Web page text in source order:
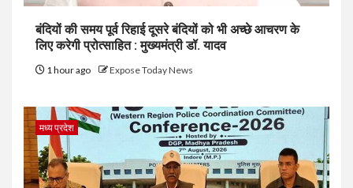
बंदियों की समय पूर्व रिहाई दूसरे बंदियों को भी अच्छे आचरण के
लिए करेगी प्रोत्साहित : मुख्यमंत्री डॉ. यादव
1 hour ago Expose Today News
मध्य प्रदेश